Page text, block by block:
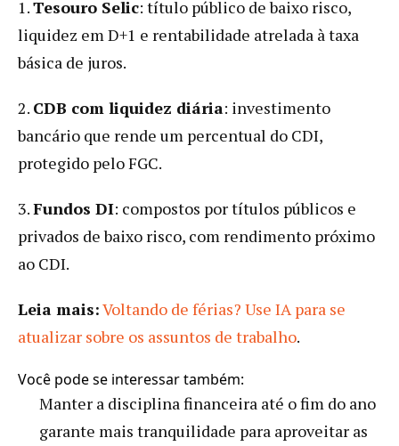
1.Tesouro Selic: título público de baixo risco,
liquidez em D+1 e rentabilidade atrelada à taxa
básica de juros.
2. CDB com liquidez diária: investimento
bancário que rende um percentual do CDI,
protegido pelo FGC.
3.Fundos DI: compostos por títulos públicos e
privados de baixo risco, com rendimento próximo
ao CDI.
Leia mais:Voltando de férias? Use IA para se
atualizar sobre os assuntos de trabalho.
Você pode se interessar também:
Manter a disciplina financeira até o fim do ano
garante mais tranquilidade para aproveitar as